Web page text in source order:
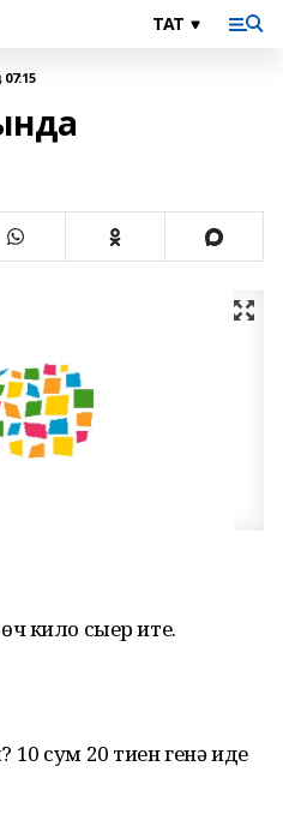
кило сыер ите.
10 сум 20 тиен генә иде